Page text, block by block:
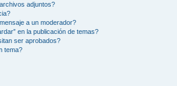
adjuntos?
a un moderador?
en la publicación de temas?
ser aprobados?
tema?